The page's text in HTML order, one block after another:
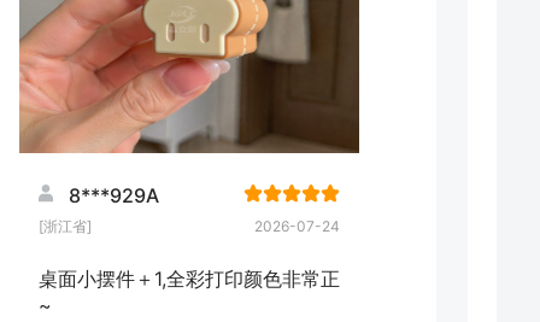
8***929A
[浙江省] 2026-07-24
桌面小摆件＋1,全彩打印颜色非常正
~